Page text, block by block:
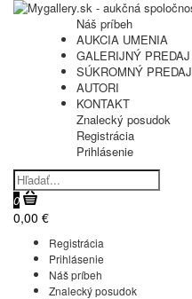
Náš príbeh
AUKCIA UMENIA
GALERIJNÝ PREDAJ
SÚKROMNÝ PREDAJ
AUTORI
KONTAKT
Znalecký posudok
Registrácia
Prihlásenie
0
0,00 €
Registrácia
Prihlásenie
Náš príbeh
Znalecký posudok